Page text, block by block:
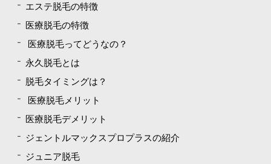
エステ脱毛の特徴
医療脱毛の特徴
医療脱毛ってどうなの？
永久脱毛とは
脱毛タイミングは？
医療脱毛メリット
医療脱毛デメリット
ジェントルマックスプロプラスの紹介
ジュニア脱毛